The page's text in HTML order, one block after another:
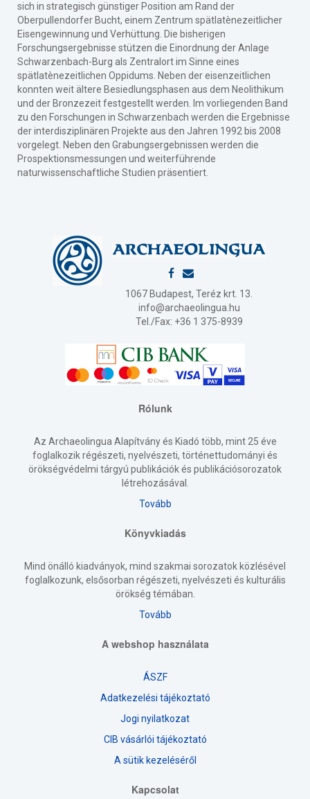
sich in strategisch günstiger Position am Rand der
Oberpullendorfer Bucht, einem Zentrum spätlatènezeitlicher
Eisengewinnung und Verhüttung. Die bisherigen
Forschungsergebnisse stützen die Einordnung der Anlage
Schwarzenbach-Burg als Zentralort im Sinne eines
spätlatènezeitlichen Oppidums. Neben der eisenzeitlichen
konnten weit ältere Besiedlungsphasen aus dem Neolithikum
und der Bronzezeit festgestellt werden. Im vorliegenden Band
zu den Forschungen in Schwarzenbach werden die Ergebnisse
der interdisziplinären Projekte aus den Jahren 1992 bis 2008
vorgelegt. Neben den Grabungsergebnissen werden die
Prospektionsmessungen und weiterführende
naturwissenschaftliche Studien präsentiert.
1067 Budapest, Teréz krt. 13.
info@archaeolingua.hu
Tel./Fax: +36 1 375-8939
Rólunk
Az Archaeolingua Alapítvány és Kiadó több, mint 25 éve
foglalkozik régészeti, nyelvészeti, történettudományi és
örökségvédelmi tárgyú publikációk és publikációsorozatok
létrehozásával.
Tovább
Könyvkiadás
Mind önálló kiadványok, mind szakmai sorozatok közlésével
foglalkozunk, elsősorban régészeti, nyelvészeti és kulturális
örökség témában.
Tovább
A webshop használata
ÁSZF
Adatkezelési tájékoztató
Jogi nyilatkozat
CIB vásárlói tájékoztató
A sütik kezeléséről
Kapcsolat